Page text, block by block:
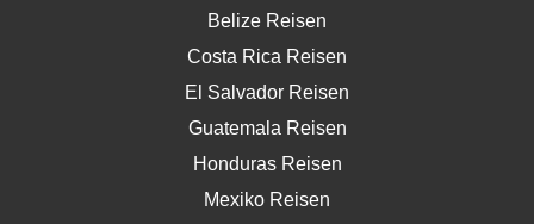
Belize Reisen
Costa Rica Reisen
El Salvador Reisen
Guatemala Reisen
Honduras Reisen
Mexiko Reisen